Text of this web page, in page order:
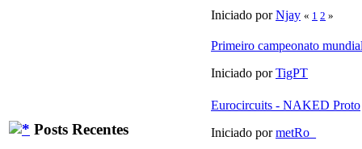
Posts Recentes
Iniciado porNjay « 1 2 »
Primeiro campeonato
Iniciado porTigPT
Eurocircuits - NAKED Proto
Iniciado pormetRo_